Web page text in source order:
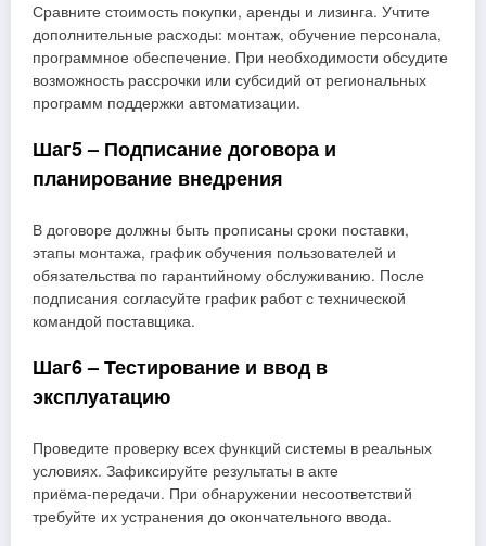
Сравните стоимость покупки, аренды и лизинга. Учтите
дополнительные расходы: монтаж, обучение персонала,
программное обеспечение. При необходимости обсудите
возможность рассрочки или субсидий от региональных
программ поддержки автоматизации.
Шаг5 – Подписание договора и
планирование внедрения
В договоре должны быть прописаны сроки поставки,
этапы монтажа, график обучения пользователей и
обязательства по гарантийному обслуживанию. После
подписания согласуйте график работ с технической
командой поставщика.
Шаг6 – Тестирование и ввод в
эксплуатацию
Проведите проверку всех функций системы в реальных
условиях. Зафиксируйте результаты в акте
приёма‑передачи. При обнаружении несоответствий
требуйте их устранения до окончательного ввода.